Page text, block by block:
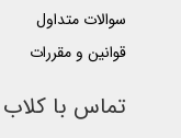
سوالات متداول
قوانین و مقررات
تماس با کلاب